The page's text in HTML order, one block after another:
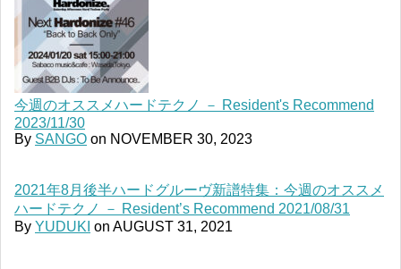
今週のオススメハードテクノ － Resident's Recommend
2023/11/30
By SANGO on NOVEMBER 30, 2023
2021年8月後半ハードグルーヴ新譜特集：今週のオススメ
ハードテクノ － Resident’s Recommend 2021/08/31
By YUDUKI on AUGUST 31, 2021